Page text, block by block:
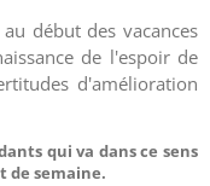
début des vacances
de l'espoir de
d'amélioration
qui va dans ce sens
de semaine.